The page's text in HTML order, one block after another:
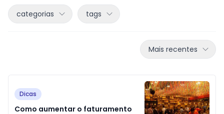
categorias tags
Mais recentes
Dicas
Como aumentar o faturamento